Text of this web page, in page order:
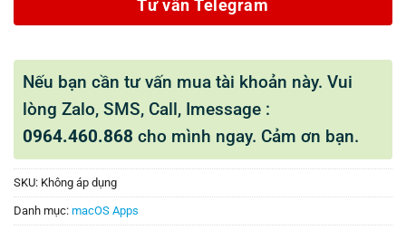
Tư vấn Telegram
Nếu bạn cần tư vấn mua tài khoản này. Vui
lòng Zalo, SMS, Call, Imessage :
0964.460.868 cho mình ngay. Cảm ơn bạn.
SKU: Không áp dụng
Danh mục: macOS Apps